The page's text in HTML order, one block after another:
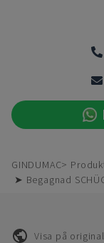
GINDUMAC
➤ Begagnad
Visa på